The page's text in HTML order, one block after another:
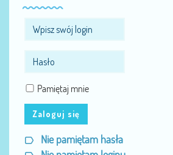
Pamiętaj mnie
Zaloguj się
Nie pamiętam hasła